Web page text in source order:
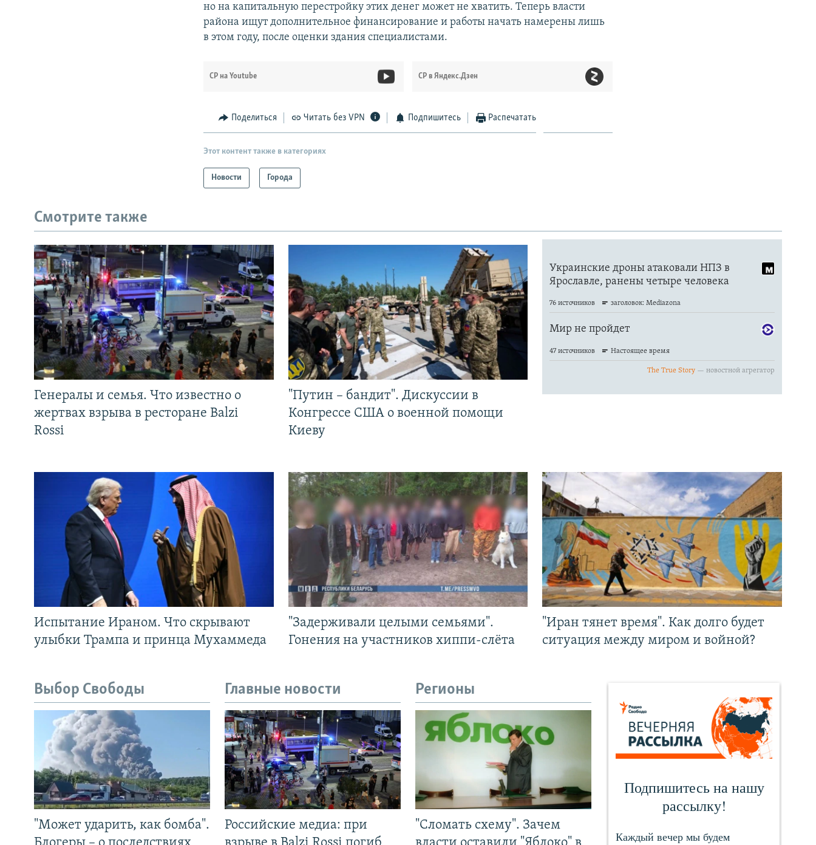
но на капитальную перестройку этих денег может не хватить. Теперь власти
района ищут дополнительное финансирование и работы начать намерены лишь
в этом году, после оценки здания специалистами.
СР на Youtube СР в Яндекс.Дзен
Поделиться Читать без VPN Подпишитесь Распечатать
Этот контент также в категориях
Новости Города
Смотрите также
Генералы и семья. Что известно о
жертвах взрыва в ресторане Balzi
Rossi
"Путин – бандит". Дискуссии в
Конгрессе США о военной помощи
Киеву
Испытание Ираном. Что скрывают
улыбки Трампа и принца Мухаммеда
"Задерживали целыми семьями".
Гонения на участников хиппи-слёта
"Иран тянет время". Как долго будет
ситуация между миром и войной?
Выбор Свободы
"Может ударить, как бомба".
Главные новости
Российские медиа: при
Регионы
"Сломать схему". Зачем